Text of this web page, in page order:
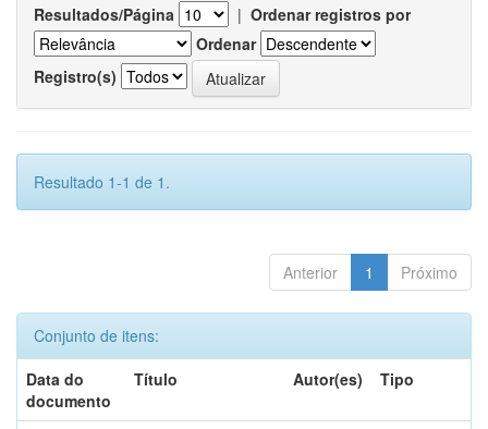
Resultados/Página | Ordenar registros por
Ordenar
Registro(s)
Resultado 1-1 de 1.
Anterior 1 Próximo
Conjunto de itens:
Data do
documento
Título Autor(es) Tipo